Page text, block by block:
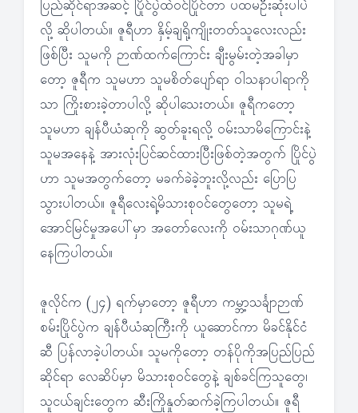
ပြည်ဆိုင်ရာအဆင့် ပြိုင်ပွဲထဲဝင်ပြိုင်တာ ပထမဦးဆုံးပါပဲ
လို့ ဆိုပါတယ်။ ဇူရီဟာ နှိမ့်ချရို့ကျိုးတတ်သူလေးလည်း
ဖြစ်ပြီး သူမကို ဉာဏ်ထက်ကြောင်း ချီးမွမ်းတဲ့အခါမှာ
တော့ ဇူရီက သူမဟာ သူမစိတ်ပျော်ရာ ဝါသနာပါရာကို
သာ ကြိုးစားခဲ့တာပါလို့ ဆိုပါသေးတယ်။ ဇူရီကတော့
သူမဟာ ချန်ပီယံဆုကို ဆွတ်ခူးရလို့ ဝမ်းသာမိကြောင်းနဲ့
သူမအနေနဲ့ အားလုံးပြင်ဆင်ထားပြီးဖြစ်တဲ့အတွက် ပြိုင်ပွဲ
ဟာ သူမအတွက်တော့ မခက်ခဲခဲ့ဘူးလို့လည်း ပြောပြ
သွားပါတယ်။ ဇူရီလေးရဲ့မိသားစုဝင်တွေတော့ သူမရဲ့
အောင်မြင်မှုအပေါ်မှာ အတော်လေးကို ဝမ်းသာဂုဏ်ယူ
နေကြပါတယ်။
ဇူလိုင်က (၂၄) ရက်မှာတော့ ဇူရီဟာ ကမ္ဘာ့သင်္ချာဉာဏ်
စမ်းပြိုင်ပွဲက ချန်ပီယံဆုကြီးကို ယူဆောင်ကာ မိခင်နိုင်ငံ
ဆီ ပြန်လာခဲ့ပါတယ်။ သူမကိုတော့ တန်ပိုကိုအပြည်ပြည်
ဆိုင်ရာ လေဆိပ်မှာ မိသားစုဝင်တွေနဲ့ ချစ်ခင်ကြသူတွေ၊
သူငယ်ချင်းတွေက ဆီးကြိုနှုတ်ဆက်ခဲ့ကြပါတယ်။ ဇူရီ